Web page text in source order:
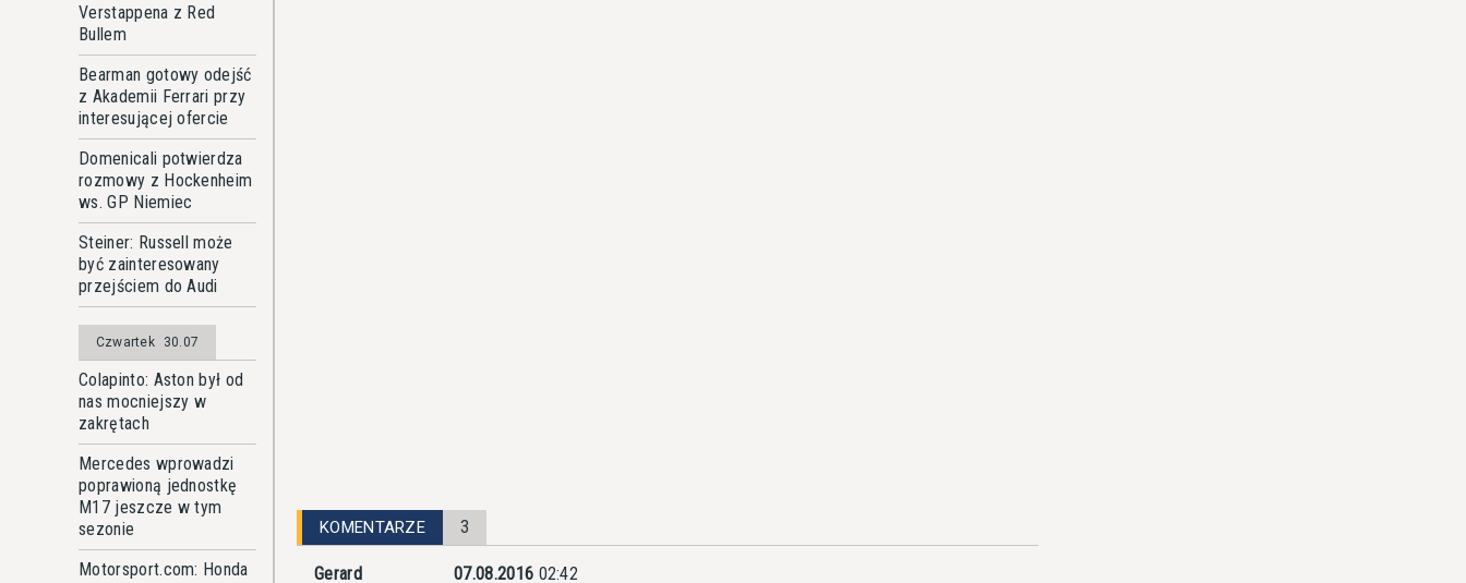
Verstappena z Red
Bullem
Bearman gotowy odejść
z Akademii Ferrari przy
interesującej ofercie
Domenicali potwierdza
rozmowy z Hockenheim
ws. GP Niemiec
Steiner: Russell może
być zainteresowany
przejściem do Audi
Czwartek 30.07
Colapinto: Aston był od
nas mocniejszy w
zakrętach
Mercedes wprowadzi
poprawioną jednostkę
M17 jeszcze w tym
sezonie
Motorsport.com: Honda
KOMENTARZE 3
Gerard 07.08.2016 02:42